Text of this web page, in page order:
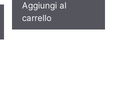
Aggiungi al
carrello